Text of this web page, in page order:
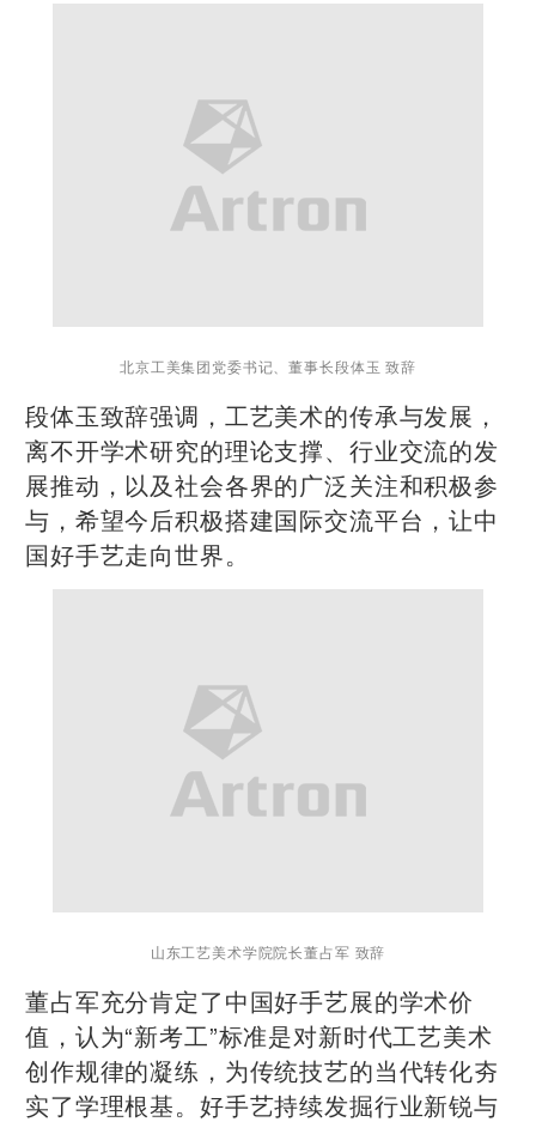
北京工美集团党委书记、董事长段体玉 致辞
段体玉致辞强调，工艺美术的传承与发展，
离不开学术研究的理论支撑、行业交流的发
展推动，以及社会各界的广泛关注和积极参
与，希望今后积极搭建国际交流平台，让中
国好手艺走向世界。
山东工艺美术学院院长董占军 致辞
董占军充分肯定了中国好手艺展的学术价
值，认为“新考工”标准是对新时代工艺美术
创作规律的凝练，为传统技艺的当代转化夯
实了学理根基。好手艺持续发掘行业新锐与